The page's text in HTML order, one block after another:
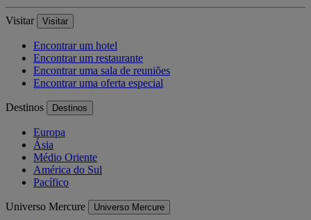
Visitar Visitar
Encontrar um hotel
Encontrar um restaurante
Encontrar uma sala de reuniões
Encontrar uma oferta especial
Destinos Destinos
Europa
Ásia
Médio Oriente
América do Sul
Pacífico
Universo Mercure Universo Mercure